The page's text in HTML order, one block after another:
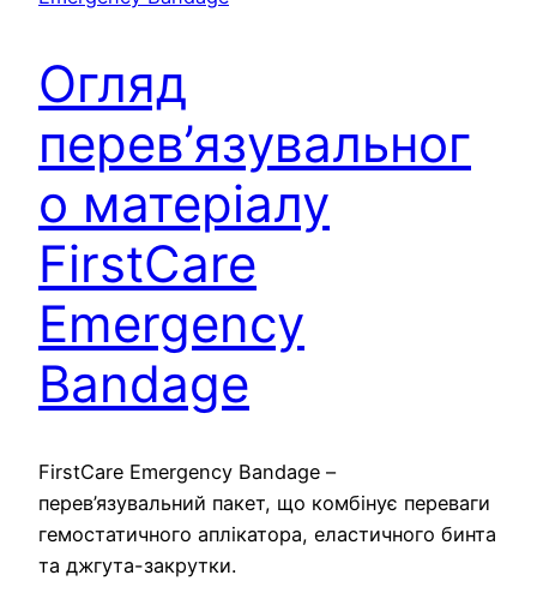
Огляд
перев’язувальног
о матеріалу
FirstCare
Emergency
Bandage
FirstCare Emergency Bandage –
перев’язувальний пакет, що комбінує переваги
гемостатичного аплікатора, еластичного бинта
та джгута-закрутки.